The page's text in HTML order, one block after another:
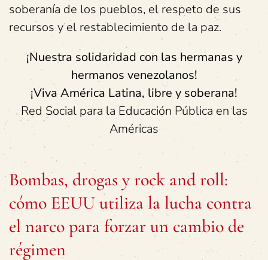
soberanía de los pueblos, el respeto de sus
recursos y el restablecimiento de la paz.
¡Nuestra solidaridad con las hermanas y
hermanos venezolanos!
¡Viva América Latina, libre y soberana!
Red Social para la Educación Pública en las
Américas
Bombas, drogas y rock and roll:
cómo EEUU utiliza la lucha contra
el narco para forzar un cambio de
régimen